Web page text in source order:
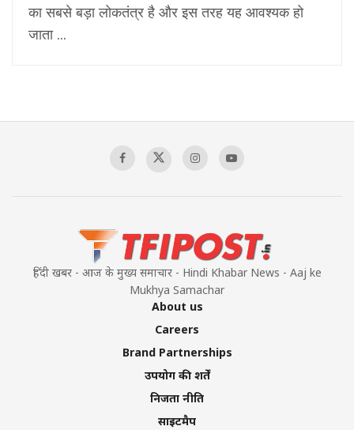
का सबसे बड़ा लोकतंत्र है और इस तरह यह आवश्यक हो
जाता ...
हिंदी खबर - आज के मुख्य समाचार - Hindi Khabar News - Aaj ke
Mukhya Samachar
About us
Careers
Brand Partnerships
उपयोग की शर्तें
निजता नीति
साइटमैप